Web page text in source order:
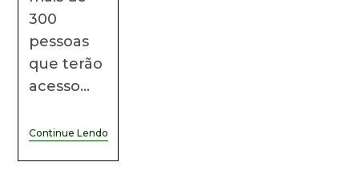
300
pessoas
que terão
acesso…
Continue Lendo